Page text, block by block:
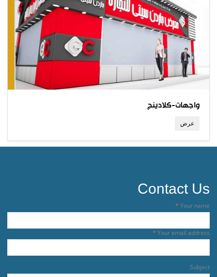
واجهات-كلادينج
عرض
Contact Us
Your name
Your email address
Subject